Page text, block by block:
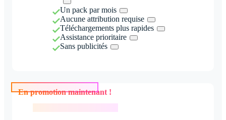
Un pack par mois
Aucune attribution requise
Téléchargements plus rapides
Assistance prioritaire
Sans publicités
En promotion maintenant !